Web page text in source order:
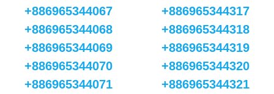
+886965344067
+886965344068
+886965344069
+886965344070
+886965344071
+886965344317
+886965344318
+886965344319
+886965344320
+886965344321